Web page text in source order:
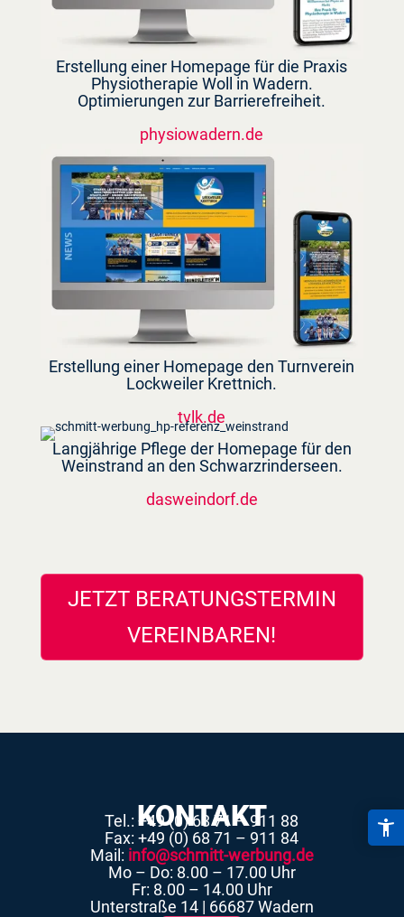
Erstellung einer Homepage für die Praxis
Physiotherapie Woll in Wadern.
Optimierungen zur Barrierefreiheit.
physiowadern.de
Erstellung einer Homepage den Turnverein
Lockweiler Krettnich.
tvlk.de
Langjährige Pflege der Homepage für den
Weinstrand an den Schwarzrinderseen.
dasweindorf.de
JETZT BERATUNGSTERMIN
VEREINBAREN!
KONTAKT
Tel.: +49 (0) 68 71 – 911 88
Fax: +49 (0) 68 71 – 911 84
Mail: info@schmitt-werbung.de
Mo – Do: 8.00 – 17.00 Uhr
Fr: 8.00 – 14.00 Uhr
Unterstraße 14 | 66687 Wadern